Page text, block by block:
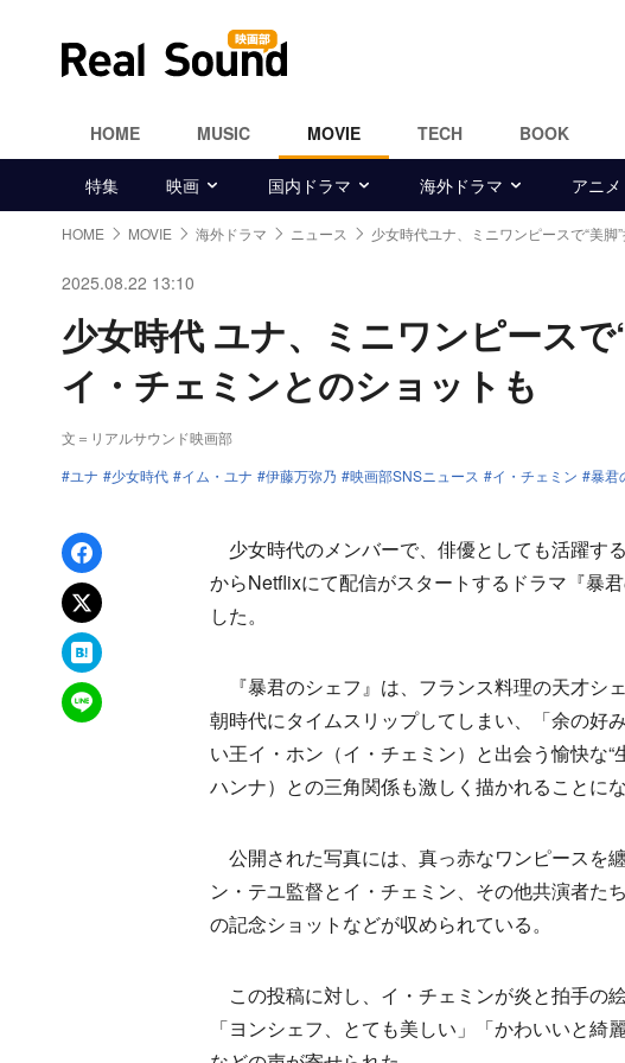
HOME MUSIC MOVIE TECH BOOK
特集 映画 国内ドラマ 海外ドラマ アニメ
HOME MOVIE 海外ドラマ ニュース 少女時代ユナ、ミニワンピースで“美脚
2025.08.22 13:10
少女時代 ユナ、ミニワンピース
イ・チェミンとのショットも
文＝リアルサウンド映画部
ユナ
少女時代 イム・ユナ 伊藤万弥乃 映画部SNSニュース イ・チェミン 暴君
Facebookでシェア
xでポスト
はてなブックマーク
LINEで送る
少女時代のメンバーで、俳優としても活躍す
からNetflixにて配信がスタートするドラマ『暴
した。
『暴君のシェフ』は、フランス料理の天才シ
朝時代にタイムスリップしてしまい、「余の好
い王イ・ホン（イ・チェミン）と出会う愉快な
ハンナ）との三角関係も激しく描かれることにな
公開された写真には、真っ赤なワンピースを
ン・テユ監督とイ・チェミン、その他共演者た
の記念ショットなどが収められている。
この投稿に対し、イ・チェミンが炎と拍手の
「ヨンシェフ、とても美しい」「かわいいと綺